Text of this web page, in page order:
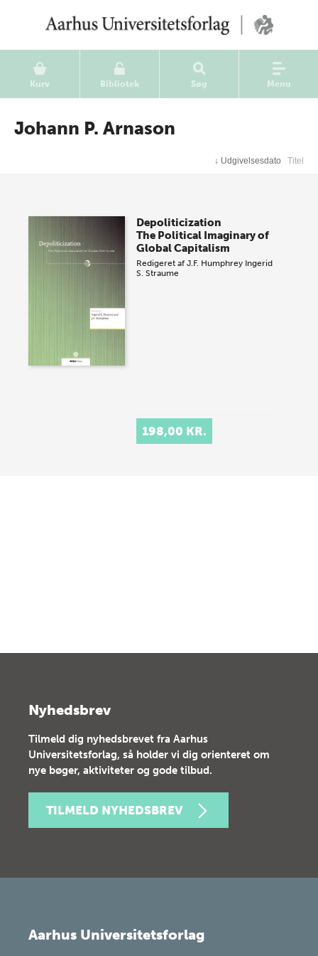
Kurv Bibliotek Søg Menu
Johann P. Arnason
↓ Udgivelsesdato Titel
Depoliticization
The Political Imaginary of
Global Capitalism
Redigeret afJ.F. Humphrey Ingerid
S. Straume
198,00 KR.
Nyhedsbrev
Tilmeld dig nyhedsbrevet fra Aarhus
Universitetsforlag, så holder vi dig orienteret om
nye bøger, aktiviteter og gode tilbud.
TILMELD NYHEDSBREV
Aarhus Universitetsforlag